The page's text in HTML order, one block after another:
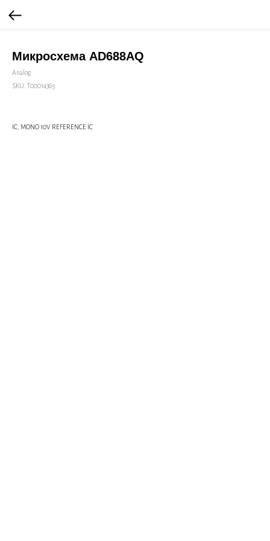
Микросхема AD688AQ
Analog
SKU: Т00014365
IC, MONO 10V REFERENCE IC